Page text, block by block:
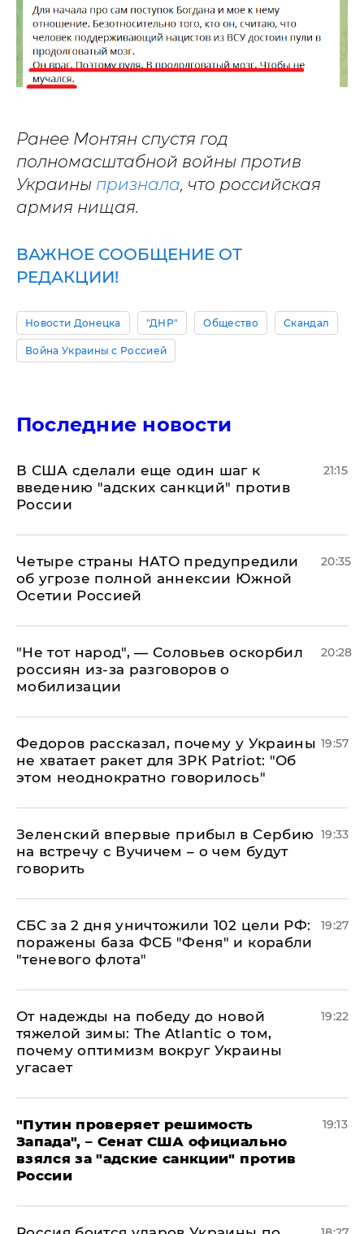
Ранее Монтян спустя год
полномасштабной войны против
Украины признала, что российская
армия нищая.
ВАЖНОЕ СООБЩЕНИЕ ОТ
РЕДАКЦИИ!
Новости Донецка "ДНР" Общество Скандал
Война Украины с Россией
Последние новости
В США сделали еще один шаг к
введению "адских санкций" против
России
21:15
Четыре страны НАТО предупредили
об угрозе полной аннексии Южной
Осетии Россией
20:35
​"Не тот народ", — Соловьев оскорбил
россиян из-за разговоров о
мобилизации
20:28
Федоров рассказал, почему у Украины
не хватает ракет для ЗРК Patriot: "Об
этом неоднократно говорилось"
19:57
Зеленский впервые прибыл в Сербию
на встречу с Вучичем – о чем будут
говорить
19:33
СБС за 2 дня уничтожили 102 цели РФ:
поражены база ФСБ "Феня" и корабли
"теневого флота"
19:27
От надежды на победу до новой
тяжелой зимы: The Atlantic о том,
почему оптимизм вокруг Украины
угасает
19:22
"Путин проверяет решимость
Запада", – Сенат США официально
взялся за "адские санкции" против
России
19:13